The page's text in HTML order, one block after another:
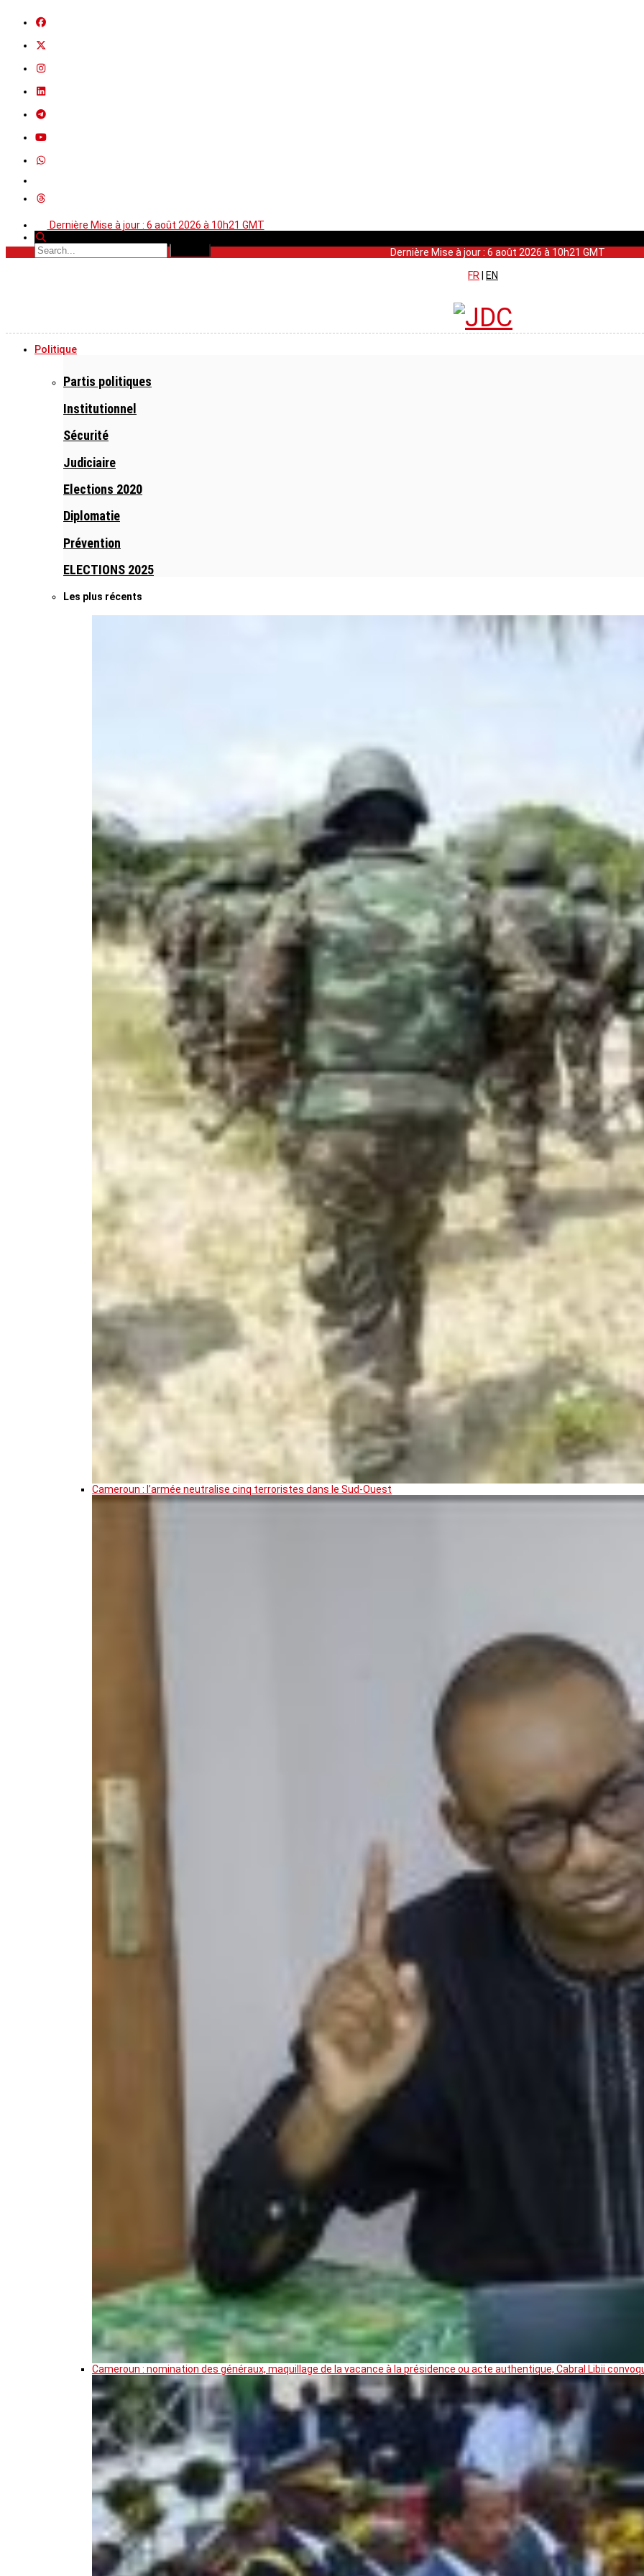
Dernière Mise à jour : 6 août 2026 à 10h21 GMT
Dernière Mise à jour : 6 août 2026 à 10h21 GMT
FR
EN
Politique
Partis politiques
Institutionnel
Sécurité
Judiciaire
Elections 2020
Diplomatie
Prévention
ELECTIONS 2025
Les plus récents
Cameroun : l’armée neutralise cinq terroristes dans le Sud-Ouest
Cameroun : nomination des généraux, maquillage de la vacance à la présidence ou acte authentique, Cabral Libii